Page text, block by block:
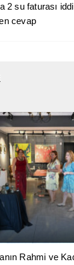
2 su faturası
cevap
Rahmi ve